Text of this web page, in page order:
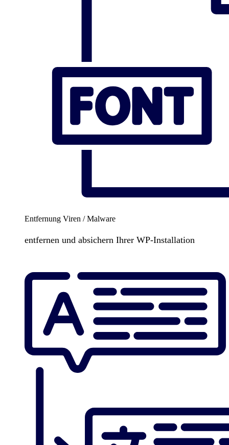
Entfernung Viren / Malware
entfernen und absichern Ihrer WP-Installation